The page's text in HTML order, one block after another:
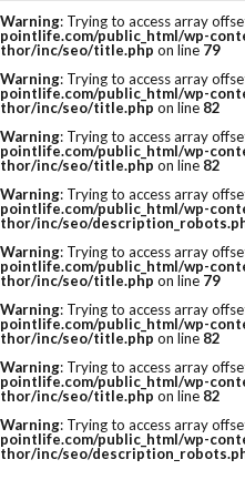
Warning: Trying to access array
pointlife.com/public_html/wp-
thor/inc/seo/title.php on line 79
Warning: Trying to access array
pointlife.com/public_html/wp-
thor/inc/seo/title.php on line 82
Warning: Trying to access array
pointlife.com/public_html/wp-
thor/inc/seo/title.php on line 82
Warning: Trying to access array
pointlife.com/public_html/wp-
thor/inc/seo/
Warning: Trying to access array
pointlife.com/public_html/wp-
thor/inc/seo/title.php on line 79
Warning: Trying to access array
pointlife.com/public_html/wp-
thor/inc/seo/title.php on line 82
Warning: Trying to access array
pointlife.com/public_html/wp-
thor/inc/seo/title.php on line 82
Warning: Trying to access array
pointlife.com/public_html/wp-
thor/inc/seo/
タグ
amazon
css csv
cvr改善 E-コマー
FTP google
Minifier paypay
QUERY関数 R-
rakuten rakuten
seo キーワード